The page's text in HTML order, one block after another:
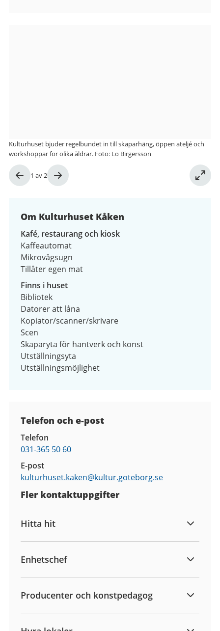
Bild
1 av 2
Kulturhuset bjuder regelbundet in till skaparhäng, öppen ateljé och
workshoppar för olika åldrar. Foto: Lo Birgersson
Om Kulturhuset Kåken
Kafé, restaurang och kiosk
Kaffeautomat
Mikrovågsugn
Tillåter egen mat
Finns i huset
Bibliotek
Datorer att låna
Kopiator/scanner/skrivare
Scen
Skaparyta för hantverk och konst
Utställningsyta
Utställningsmöjlighet
Telefon och e-post
Telefon
031-365 50 60
E-post
kulturhuset.kaken@kultur.goteborg.se
Fler kontaktuppgifter
Hitta hit
Enhetschef
Producenter och konstpedagog